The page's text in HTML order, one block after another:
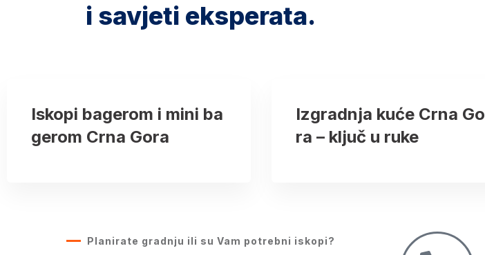
i savjeti eksperata.
Iskopi bagerom i mini ba
gerom Crna Gora
Izgradnja kuće Crna Go
ra – ključ u ruke
Planirate gradnju ili su Vam potrebni iskopi?